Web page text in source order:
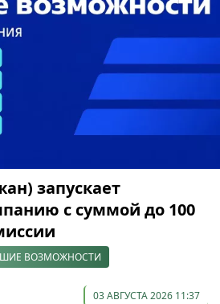
запускает
с суммой до 100
ВОЗМОЖНОСТИ
03 АВГУСТА 2026 11:37